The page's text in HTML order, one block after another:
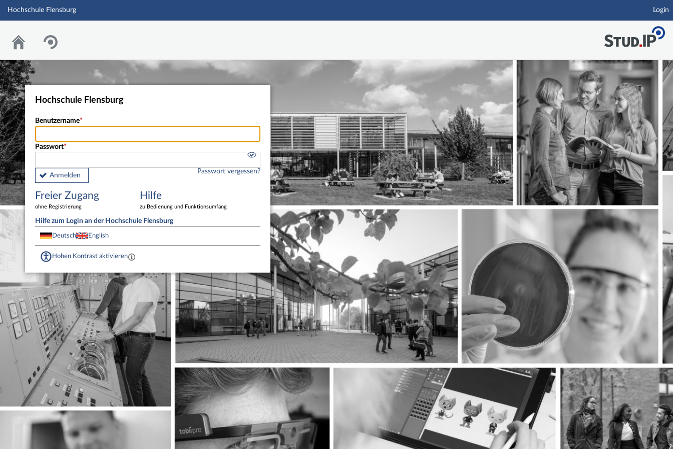
Hauptnavigation
Hochschule Flensburg Login
Hochschule Flensburg
Benutzername
Passwort
Anmelden
Passwort vergessen?
Freier Zugang
ohne Registrierung
Hilfe
zu Bedienung und Funktionsumfang
Hilfe zum Login an der Hochschule Flensburg
Deutsch English
Hohen Kontrast aktivieren